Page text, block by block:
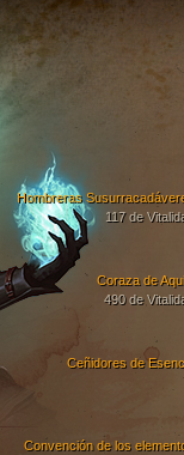
Coraza de
490 de
Ceñidores de
Hombreras
117 de
Convención de los